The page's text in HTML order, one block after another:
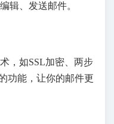
辑、发送邮件。
，如SSL加密、两步
功能，让你的邮件更